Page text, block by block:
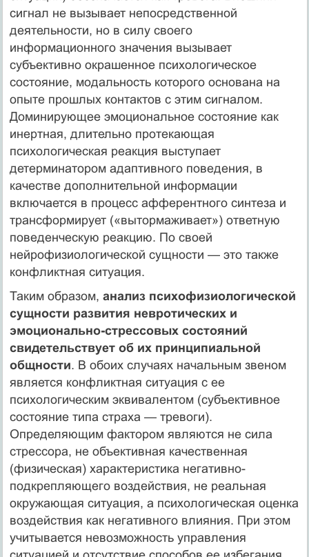
сигнал не вызывает непосредственной
деятельности, но в силу своего
информационного значения вызывает
субъективно окрашенное психологическое
состояние, модальность которого основана на
опыте прошлых контактов с этим сигналом.
Доминирующее эмоциональное состояние как
инертная, длительно протекающая
психологическая реакция выступает
детерминатором адаптивного поведения, в
качестве дополнительной информации
включается в процесс афферентного синтеза и
трансформирует («вытормаживает») ответную
поведенческую реакцию. По своей
нейрофизиологической сущности — это также
конфликтная ситуация.
Таким образом, анализ психофизиологической
сущности развития невротических и
эмоционально-стрессовых состояний
свидетельствует об их принципиальной
общности. В обоих случаях начальным звеном
является конфликтная ситуация с ее
психологическим эквивалентом (субъективное
состояние типа страха — тревоги).
Определяющим фактором являются не сила
стрессора, не объективная качественная
(физическая) характеристика негативно-
подкрепляющего воздействия, не реальная
окружающая ситуация, а психологическая оценка
воздействия как негативного влияния. При этом
учитывается невозможность управления